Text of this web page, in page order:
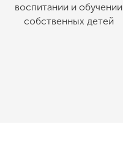
воспитании и обучении
собственных детей